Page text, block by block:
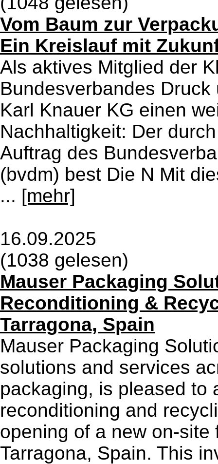
Vom Baum zur
Ein Kreislauf mit
Als aktives Mitglied der
Bundesverbandes
Karl Knauer KG einen
Nachhaltigkeit: Der
Auftrag des
(bvdm) best Die N Mit
... [mehr]
16.09.2025
(1038 gelesen)
Mauser Packaging
Reconditioning &
Tarragona, Spain
Mauser Packaging
solutions and services
packaging, is pleased to
reconditioning and
opening of a new on-
Tarragona, Spain. This